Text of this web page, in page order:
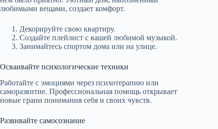
любимыми вещами, создает комфорт.
Декорируйте свою квартиру.
Создайте плейлист с вашей любимой музыкой.
Занимайтесь спортом дома или на улице.
Осваивайте психологические техники
Работайте с эмоциями через психотерапию или
саморазвитие. Профессиональная помощь открывает
новые грани понимания себя и своих чувств.
Развивайте самосознание